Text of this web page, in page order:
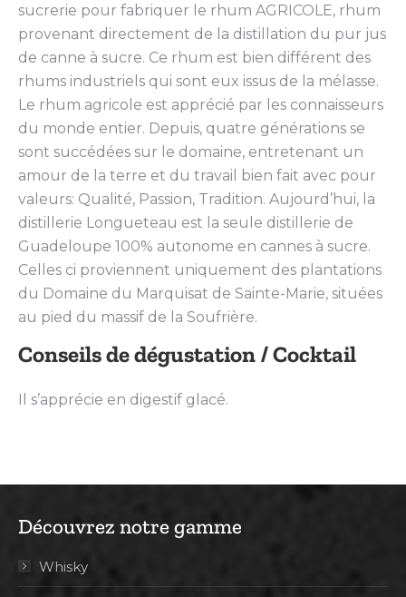
sucrerie pour fabriquer le rhum AGRICOLE, rhum
provenant directement de la distillation du pur jus
de canne à sucre. Ce rhum est bien différent des
rhums industriels qui sont eux issus de la mélasse.
Le rhum agricole est apprécié par les connaisseurs
du monde entier. Depuis, quatre générations se
sont succédées sur le domaine, entretenant un
amour de la terre et du travail bien fait avec pour
valeurs: Qualité, Passion, Tradition. Aujourd’hui, la
distillerie Longueteau est la seule distillerie de
Guadeloupe 100% autonome en cannes à sucre.
Celles ci proviennent uniquement des plantations
du Domaine du Marquisat de Sainte-Marie, situées
au pied du massif de la Soufrière.
Conseils de dégustation / Cocktail
Il s’apprécie en digestif glacé.
Découvrez notre gamme
Whisky